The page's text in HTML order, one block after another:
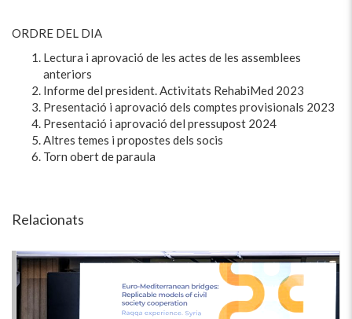
ORDRE DEL DIA
Lectura i aprovació de les actes de les assemblees
anteriors
Informe del president. Activitats RehabiMed 2023
Presentació i aprovació dels comptes provisionals 2023
Presentació i aprovació del pressupost 2024
Altres temes i propostes dels socis
Torn obert de paraula
Relacionats